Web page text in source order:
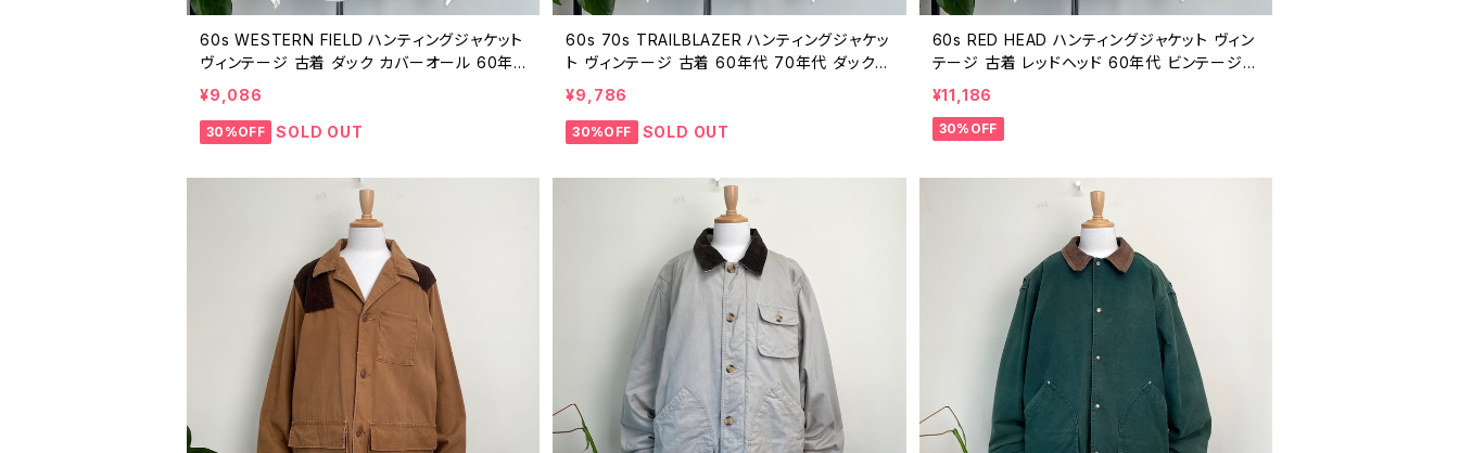
60s WESTERN FIELD ハンティングジャケット
ヴィンテージ 古着 ダック カバーオール 60年
代 ビンテージ 26021615
¥9,086
30%OFF SOLD OUT
60s 70s TRAILBLAZER ハンティングジャケッ
ト ヴィンテージ 古着 60年代 70年代 ダック
カバーオール ビンテージ 26021614
¥9,786
30%OFF SOLD OUT
60s RED HEAD ハンティングジャケット ヴィン
テージ 古着 レッドヘッド 60年代 ビンテージ 2
6021613
¥11,186
30%OFF